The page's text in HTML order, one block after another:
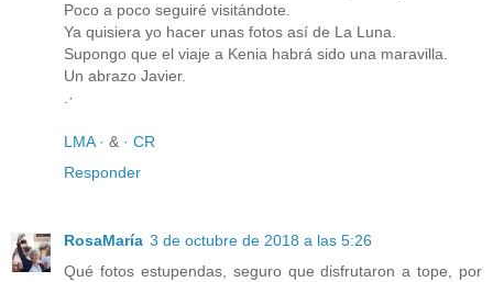
Poco a poco seguiré visitándote.
Ya quisiera yo hacer unas fotos así de La Luna.
Supongo que el viaje a Kenia habrá sido una maravilla.
Un abrazo Javier.
.·
LMA · & · CR
Responder
RosaMaría 3 de octubre de 2018 a las 5:26
Qué fotos estupendas, seguro que disfrutaron a tope, por